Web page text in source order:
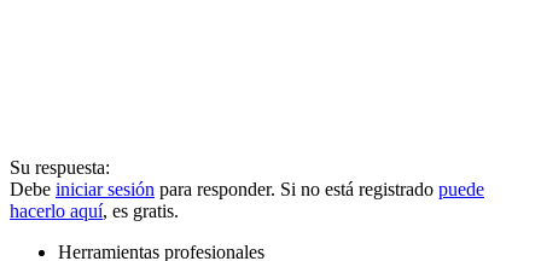
Su respuesta:
Debe iniciar sesión para responder. Si no está registrado puede
hacerlo aquí, es gratis.
Herramientas profesionales